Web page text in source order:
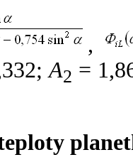
,
A2 =